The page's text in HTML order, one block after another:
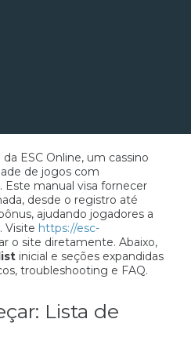
ESC Online, um cassino
de jogos com
Este manual visa fornecer
desde o registro até
ajudando jogadores a
Visite https://esc-
o site diretamente. Abaixo,
inicial e seções expandidas
troubleshooting e FAQ.
Lista de